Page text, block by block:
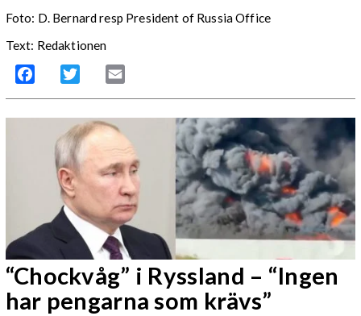
Foto: D. Bernard resp President of Russia Office
Text: Redaktionen
Facebook Twitter
“Chockvåg” i Ryssland – “Ingen
har pengarna som krävs”